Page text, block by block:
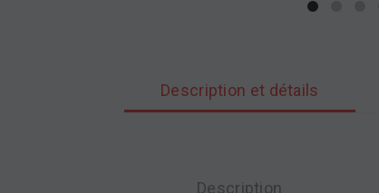
Description et détails
Description